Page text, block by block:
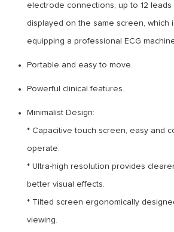
electrode connections, up to 12 leads
displayed on the same screen, which
equipping a professional ECG
Portable and easy to move.
Powerful clinical features.
Minimalist Design:
* Capacitive touch screen, easy and
operate.
* Ultra-high resolution provides
better visual effects.
* Tilted screen ergonomically
viewing.